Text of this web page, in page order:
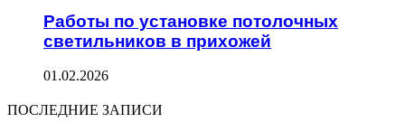
Работы по установке потолочных
светильников в прихожей
01.02.2026
ПОСЛЕДНИЕ ЗАПИСИ